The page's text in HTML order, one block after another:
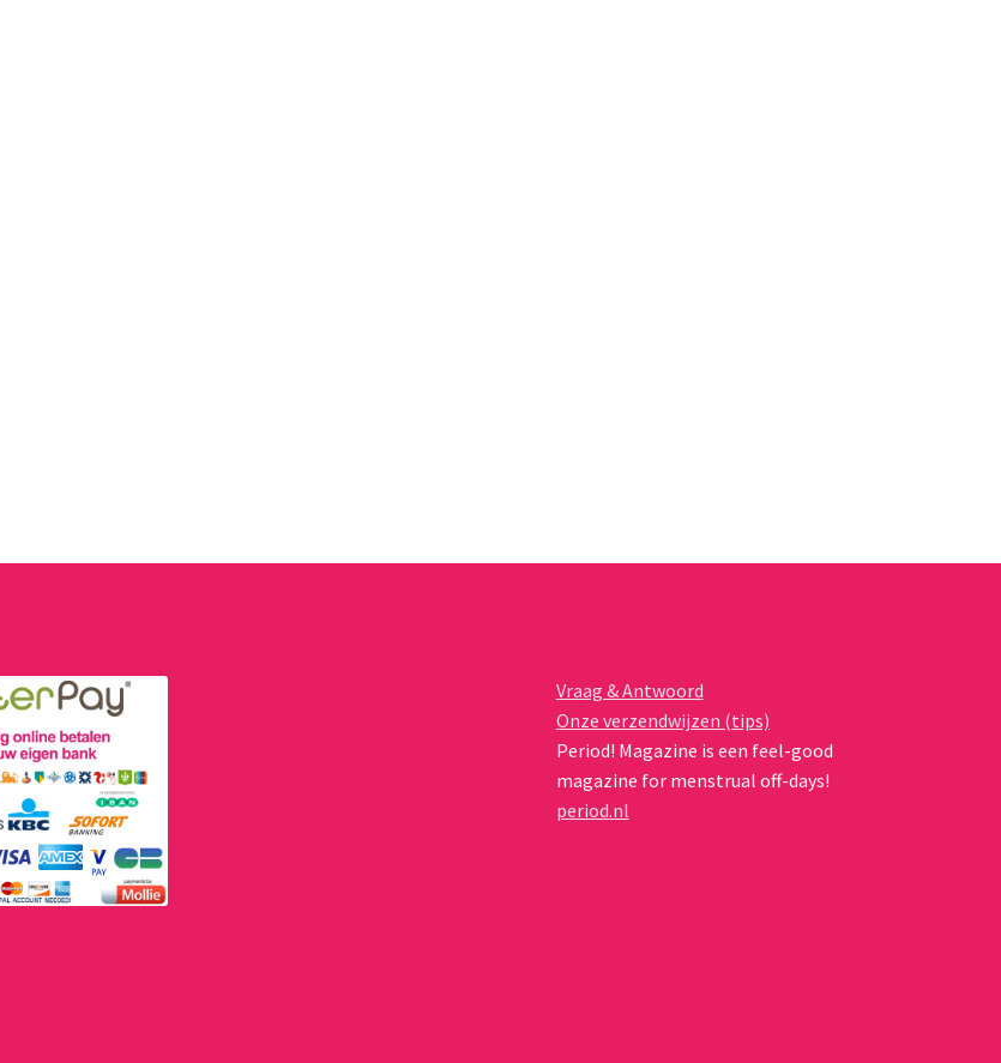
Vraag & Antwoord
Onze verzendwijzen (tips)
Period! Magazine is een feel-good
magazine for menstrual off-days!
period.nl